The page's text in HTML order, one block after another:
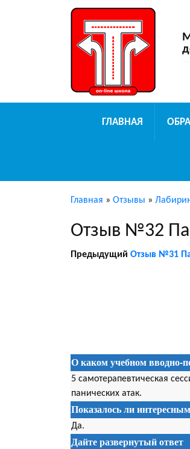
ГЛАВНАЯ
Главная » Отзывы »
Отзыв №32
Предыдущий Отзыв №31
О каком учебном вводно-
5 самотерапевтическая
панических атак.
Показалось ли
Да.
Дайте развернутый ответ